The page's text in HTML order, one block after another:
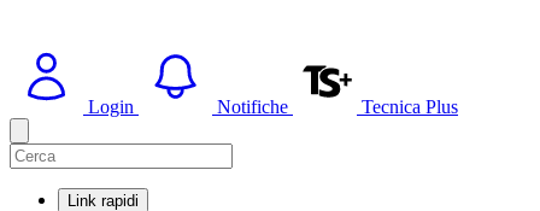
Login Notifiche Tecnica Plus
Link rapidi